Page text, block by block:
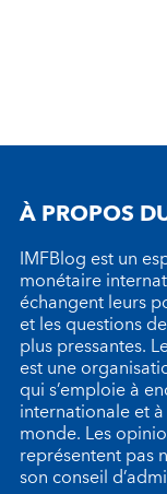
À PROPOS
IMFBlog est un
monétaire
échangent leurs
et les questions
plus pressantes.
est une
qui s’emploie à
internationale et
monde. Les
représentent pas
son conseil